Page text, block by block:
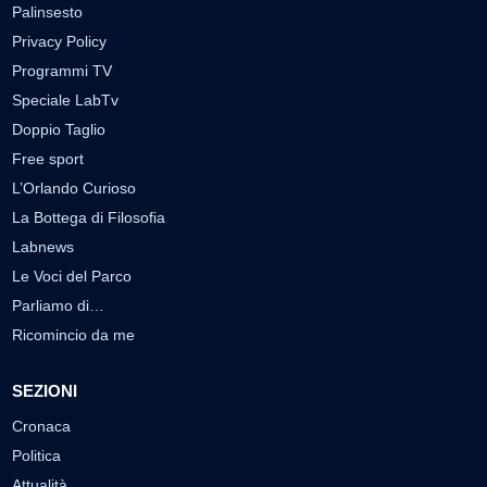
Palinsesto
Privacy Policy
Programmi TV
Speciale LabTv
Doppio Taglio
Free sport
L’Orlando Curioso
La Bottega di Filosofia
Labnews
Le Voci del Parco
Parliamo di…
Ricomincio da me
SEZIONI
Cronaca
Politica